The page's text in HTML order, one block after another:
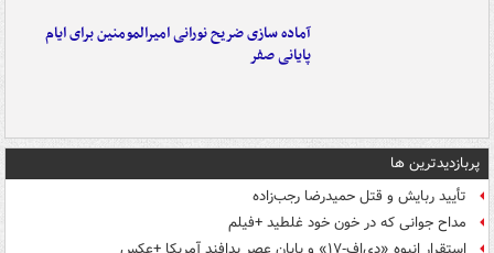
آماده سازی ضریح نورانی امیرالمومنین برای ایام
پایانی صفر
پربازدیدترین ها
تأیید ربایش و قتل حمیدرضا رجب‌زاده
مداح جوانی که در خون خود غلطید +فیلم